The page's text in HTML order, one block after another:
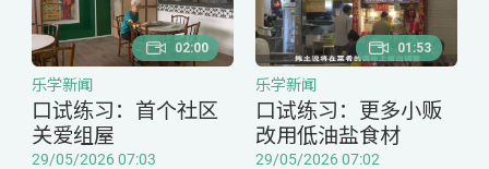
口试练习：首个社区
关爱组屋
乐学新闻
29/05/2026 07:03
02:00
口试练习：更多小贩
改用低油盐食材
乐学新闻
29/05/2026 07:02
01:53